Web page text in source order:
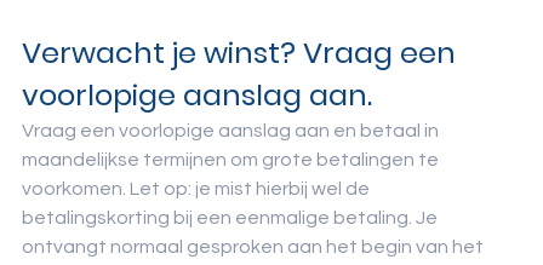
Verwacht je winst? Vraag een
voorlopige aanslag aan.
Vraag een voorlopige aanslag aan en betaal in
maandelijkse termijnen om grote betalingen te
voorkomen. Let op: je mist hierbij wel de
betalingskorting bij een eenmalige betaling. Je
ontvangt normaal gesproken aan het begin van het